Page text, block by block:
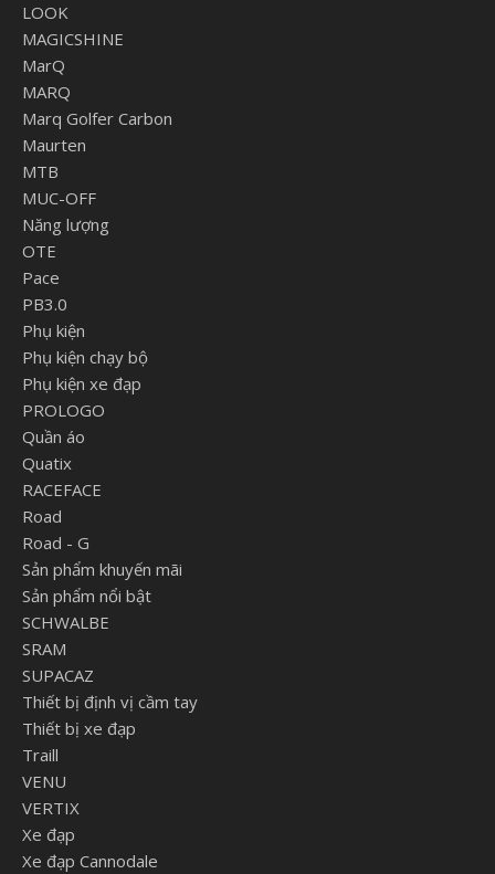
LOOK
MAGICSHINE
MarQ
MARQ
Marq Golfer Carbon
Maurten
MTB
MUC-OFF
Năng lượng
OTE
Pace
PB3.0
Phụ kiện
Phụ kiện chạy bộ
Phụ kiện xe đạp
PROLOGO
Quần áo
Quatix
RACEFACE
Road
Road - G
Sản phẩm khuyến mãi
Sản phẩm nổi bật
SCHWALBE
SRAM
SUPACAZ
Thiết bị định vị cầm tay
Thiết bị xe đạp
Traill
VENU
VERTIX
Xe đạp
Xe đạp Cannodale